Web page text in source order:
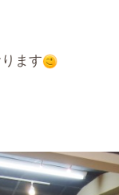
ます